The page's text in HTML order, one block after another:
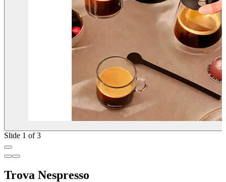
Slide 1 of 3
Trova Nespresso